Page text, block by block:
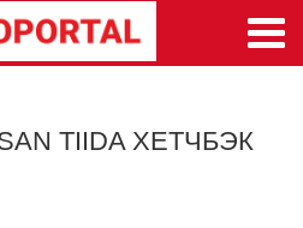
TIIDA ХЕТЧБЭК